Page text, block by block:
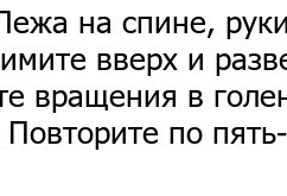
на спине,
вверх и
вращения в
по